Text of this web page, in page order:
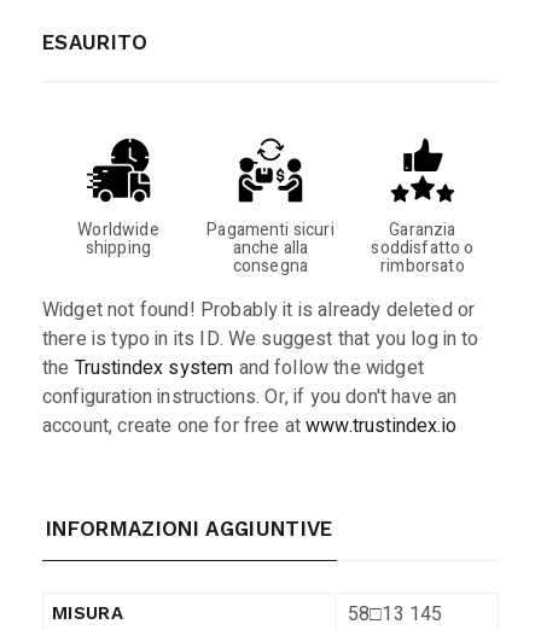
ESAURITO
Worldwide
shipping
Pagamenti sicuri
anche alla
consegna
Garanzia
soddisfatto o
rimborsato
Widget not found! Probably it is already deleted or
there is typo in its ID. We suggest that you log in to
the Trustindex system and follow the widget
configuration instructions. Or, if you don't have an
account, create one for free atwww.trustindex.io
INFORMAZIONI AGGIUNTIVE
MISURA 58□13 145